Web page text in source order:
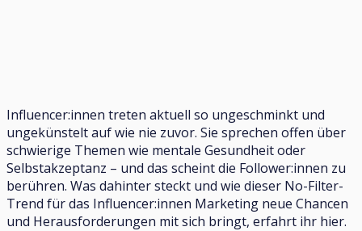
Influencer:innen treten aktuell so ungeschminkt und
ungekünstelt auf wie nie zuvor. Sie sprechen offen über
schwierige Themen wie mentale Gesundheit oder
Selbstakzeptanz – und das scheint die Follower:innen zu
berühren. Was dahinter steckt und wie dieser No-Filter-
Trend für das Influencer:innen Marketing neue Chancen
und Herausforderungen mit sich bringt, erfahrt ihr hier.